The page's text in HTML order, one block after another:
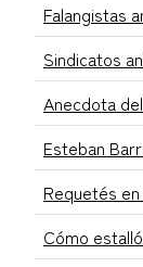
Falangistas
Sindicatos
Anecdota
Esteban
Requetés en
Cómo